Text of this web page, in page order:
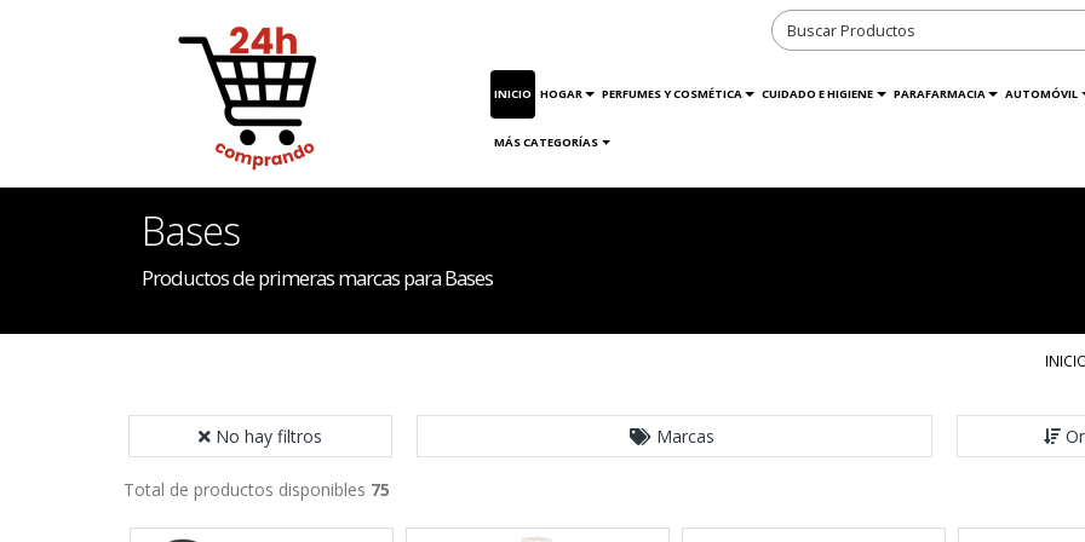
INICIO HOGAR PERFUMES Y COSMÉTICA CUIDADO E HIGIENE PARAFARMACIA AUTOMÓVIL
MÁS CATEGORÍAS
Bases
Productos de primeras marcas para Bases
No hay filtros Marcas
Total de productos disponibles 75